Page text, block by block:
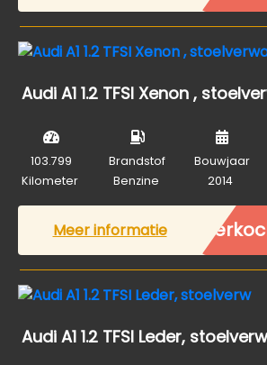
Audi A1 1.2 TFSI Xenon ,
103.799
Kilometer
Brandstof
Benzine
Bouwjaar
2014
Meer informatie
Audi A1 1.2 TFSI Leder, stoelverw